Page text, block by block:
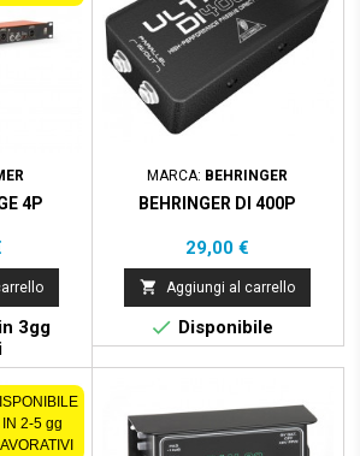
4P
3gg
MARCA: BEHRINGER
BEHRINGER DI 400P
Prezzo
29,00 €
 Aggiungi al carrello
 Disponibile
ONLINE
IN 2-5 gg